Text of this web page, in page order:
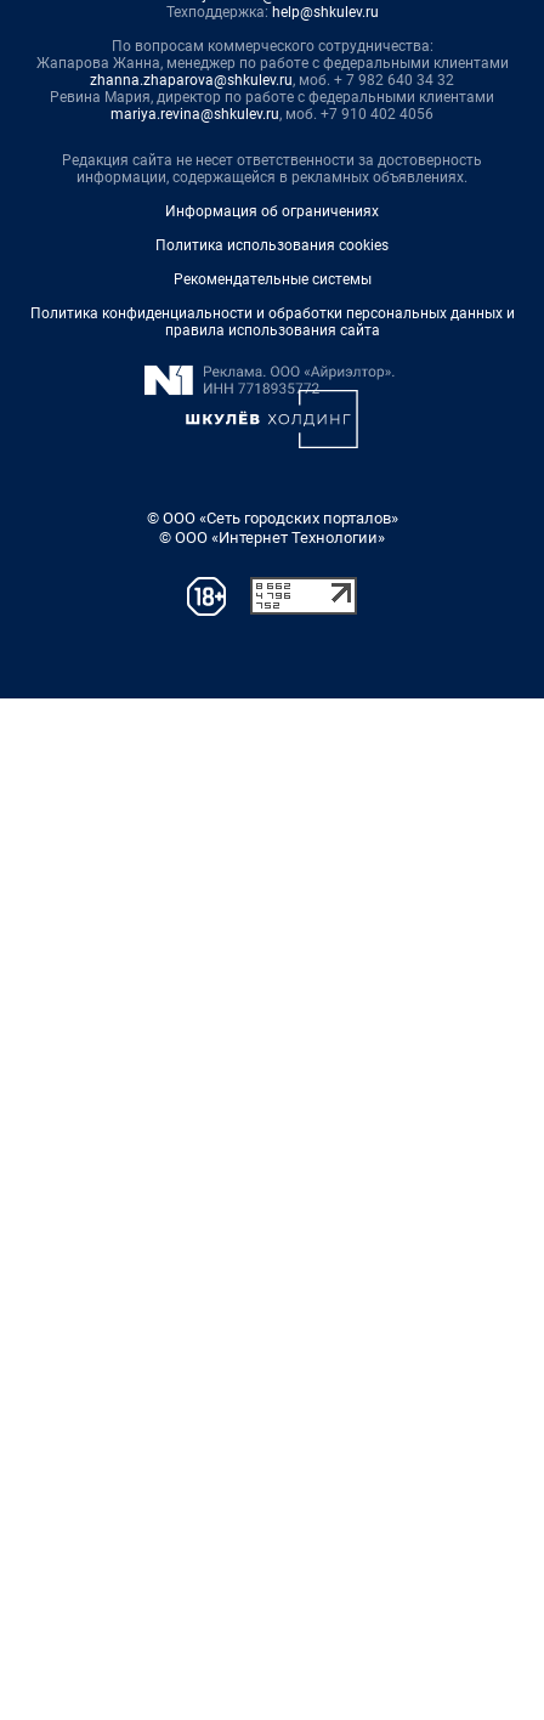
Техподдержка: help@shkulev.ru
По вопросам коммерческого сотрудничества:
Жапарова Жанна, менеджер по работе с федеральными клиентами
zhanna.zhaparova@shkulev.ru, моб. + 7 982 640 34 32
Ревина Мария, директор по работе с федеральными клиентами
mariya.revina@shkulev.ru, моб. +7 910 402 4056
Редакция сайта не несет ответственности за достоверность
информации, содержащейся в рекламных объявлениях.
Информация об ограничениях
Политика использования cookies
Рекомендательные системы
Политика конфиденциальности и обработки персональных данных и
правила использования сайта
© ООО «Сеть городских порталов»
© ООО «Интернет Технологии»